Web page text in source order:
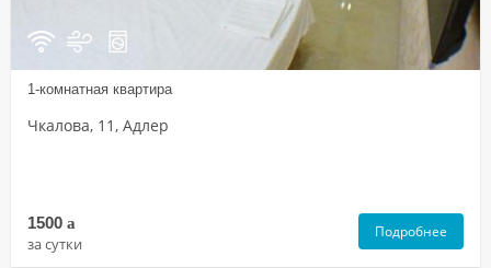
1-комнатная квартира
Чкалова, 11, Адлер
1500 a
за сутки
Подробнее